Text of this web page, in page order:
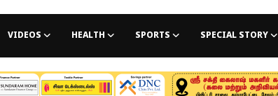
VIDEOS HEALTH SPORTS SPECIAL STORY